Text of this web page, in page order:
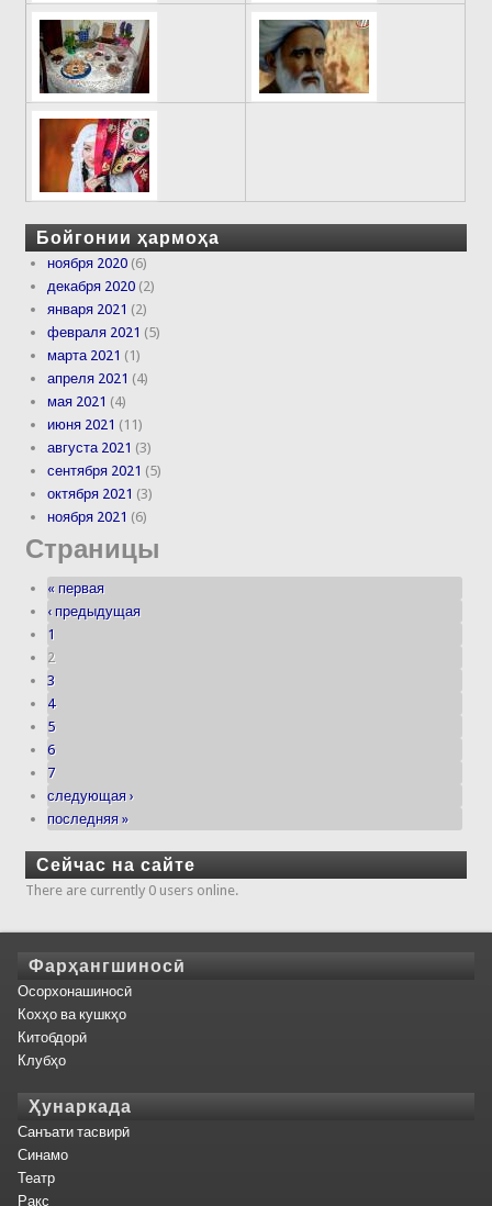
Бойгонии ҳармоҳа
ноября 2020 (6)
декабря 2020 (2)
января 2021 (2)
февраля 2021 (5)
марта 2021 (1)
апреля 2021 (4)
мая 2021 (4)
июня 2021 (11)
августа 2021 (3)
сентября 2021 (5)
октября 2021 (3)
ноября 2021 (6)
Страницы
« первая
‹ предыдущая
1
2
3
4
5
6
7
следующая ›
последняя »
Сейчас на сайте
There are currently 0 users online.
Фарҳангшиносӣ
Осорхонашиносӣ
Кохҳо ва кушкҳо
Китобдорӣ
Клубҳо
Ҳунаркада
Санъати тасвирӣ
Синамо
Театр
Рақс